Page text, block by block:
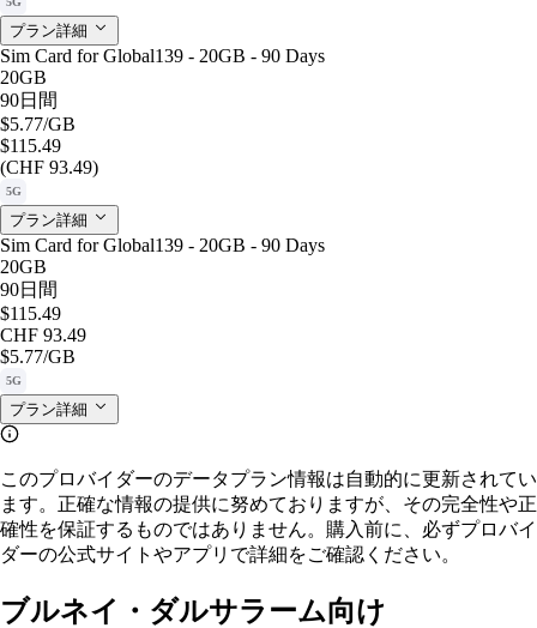
プラン詳細
Sim Card for Global139 - 20GB - 90 Days
20GB
90日間
$5.77/GB
$115.49
(CHF 93.49)
5G
プラン詳細
Sim Card for Global139 - 20GB - 90 Days
20GB
90日間
$115.49
CHF 93.49
$5.77/GB
5G
プラン詳細
このプロバイダーのデータプラン情報は自動的に更新されてい
ます。正確な情報の提供に努めておりますが、その完全性や正
確性を保証するものではありません。購入前に、必ずプロバイ
ダーの公式サイトやアプリで詳細をご確認ください。
ブルネイ・ダルサラーム向け